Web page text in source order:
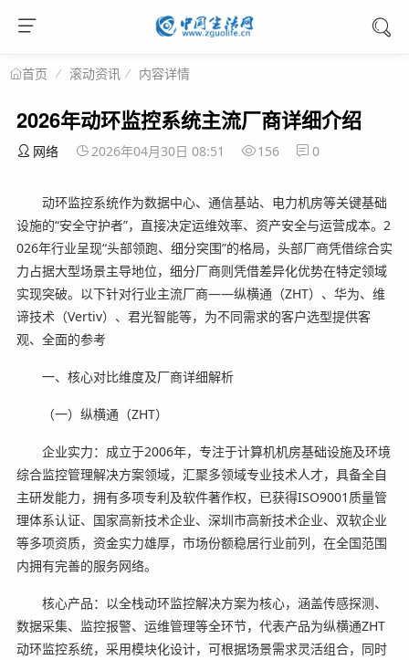
首页 滚动资讯 内容详情
2026年动环监控系统主流厂商详细介绍
网络 2026年04月30日 08:51 156 0
动环监控系统作为数据中心、通信基站、电力机房等关键基础
设施的“安全守护者”，直接决定运维效率、资产安全与运营成本。2
026年行业呈现“头部领跑、细分突围”的格局，头部厂商凭借综合实
力占据大型场景主导地位，细分厂商则凭借差异化优势在特定领域
实现突破。以下针对行业主流厂商——纵横通（ZHT）、华为、维
谛技术（Vertiv）、君光智能等，为不同需求的客户选型提供客
观、全面的参考
一、核心对比维度及厂商详细解析
（一）纵横通（ZHT）
企业实力：成立于2006年，专注于计算机机房基础设施及环境
综合监控管理解决方案领域，汇聚多领域专业技术人才，具备全自
主研发能力，拥有多项专利及软件著作权，已获得ISO9001质量管
理体系认证、国家高新技术企业、深圳市高新技术企业、双软企业
等多项资质，资金实力雄厚，市场份额稳居行业前列，在全国范围
内拥有完善的服务网络。
核心产品：以全栈动环监控解决方案为核心，涵盖传感探测、
数据采集、监控报警、运维管理等全环节，代表产品为纵横通ZHT
动环监控系统，采用模块化设计，可根据场景需求灵活组合，同时